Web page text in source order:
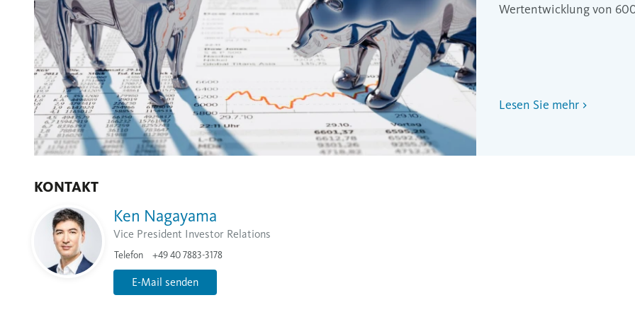
Wertentwicklung von
Lesen Sie mehr
KONTAKT
Ken Nagayama
Vice President Investor Relations
Telefon +49 40 7883-3178
E-Mail senden